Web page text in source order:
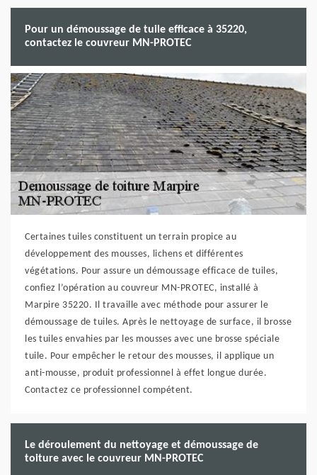
Pour un démoussage de tuile efficace à 35220,
contactez le couvreur MN-PROTEC
Certaines tuiles constituent un terrain propice au
développement des mousses, lichens et différentes
végétations. Pour assure un démoussage efficace de tuiles,
confiez l’opération au couvreur MN-PROTEC, installé à
Marpire 35220. Il travaille avec méthode pour assurer le
démoussage de tuiles. Après le nettoyage de surface, il brosse
les tuiles envahies par les mousses avec une brosse spéciale
tuile. Pour empêcher le retour des mousses, il applique un
anti-mousse, produit professionnel à effet longue durée.
Contactez ce professionnel compétent.
Le déroulement du nettoyage et démoussage de
toiture avec le couvreur MN-PROTEC